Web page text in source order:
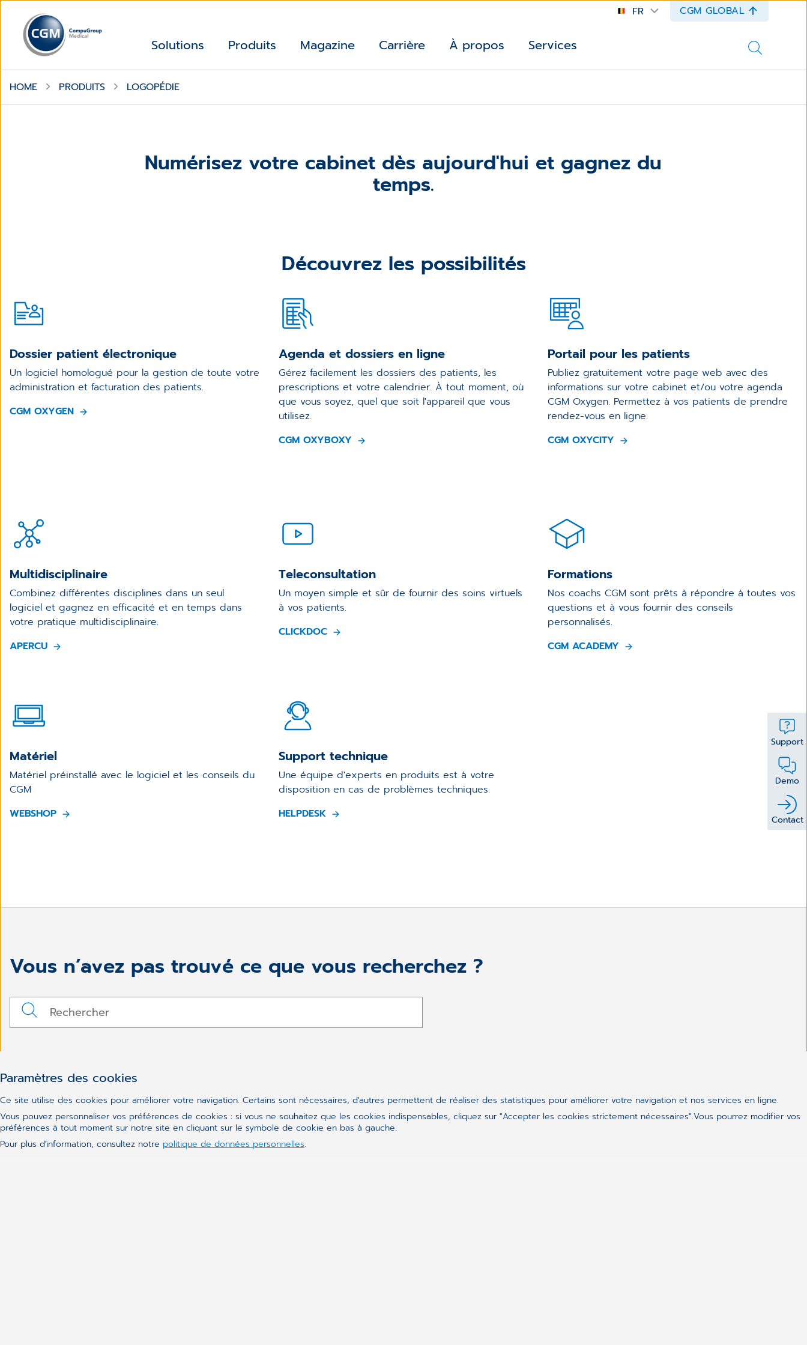
Support
Demo
Contact
FR CGM GLOBAL
Solutions Produits Magazine Carrière À propos Services
HOME PRODUITS LOGOPÉDIE
Numérisez votre cabinet dès aujourd'hui et gagnez du
temps.
Découvrez les possibilités
Dossier patient électronique
Un logiciel homologué pour la gestion de toute votre
administration et facturation des patients.
CGM OXYGEN
Agenda et dossiers en ligne
Gérez facilement les dossiers des patients, les
prescriptions et votre calendrier. À tout moment, où
que vous soyez, quel que soit l'appareil que vous
utilisez.
CGM OXYBOXY
Portail pour les patients
Publiez gratuitement votre page web avec des
informations sur votre cabinet et/ou votre agenda
CGM Oxygen. Permettez à vos patients de prendre
rendez-vous en ligne.
CGM OXYCITY
Multidisciplinaire
Combinez différentes disciplines dans un seul
logiciel et gagnez en efficacité et en temps dans
votre pratique multidisciplinaire.
APERCU
Teleconsultation
Un moyen simple et sûr de fournir des soins virtuels
à vos patients.
CLICKDOC
Formations
Nos coachs CGM sont prêts à répondre à toutes vos
questions et à vous fournir des conseils
personnalisés.
CGM ACADEMY
Matériel
Matériel préinstallé avec le logiciel et les conseils du
CGM
WEBSHOP
Support technique
Une équipe d'experts en produits est à votre
disposition en cas de problèmes techniques.
HELPDESK
Vous n’avez pas trouvé ce que vous recherchez ?
Suivez-nous sur
Paramètres des cookies
Ce site utilise des cookies pour améliorer votre navigation. Certains sont nécessaires, d'autres permettent de réaliser des statistiques pour améliorer votre navigation et nos services en ligne.
Vous pouvez personnaliser vos préférences de cookies : si vous ne souhaitez que les cookies indispensables, cliquez sur "Accepter les cookies strictement nécessaires".Vous pourrez modifier vos
préférences à tout moment sur notre site en cliquant sur le symbole de cookie en bas à gauche.
Pour plus d'information, consultez notre politique de données personnelles.